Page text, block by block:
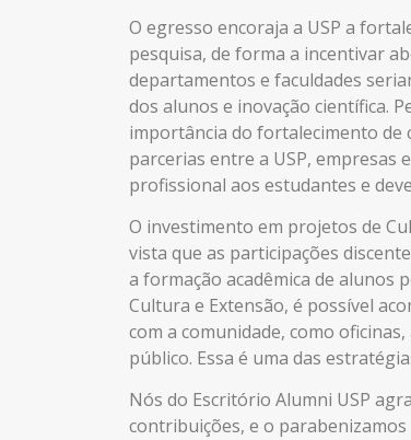
O egresso encoraja a USP a
pesquisa, de forma a incentivar
departamentos e faculdades
dos alunos e inovação científica.
importância do fortalecimento de
parcerias entre a USP,
profissional aos estudantes e
O investimento em projetos de
vista que as participações
a formação acadêmica de alunos
Cultura e Extensão, é possível
com a comunidade, como
público. Essa é uma das
Nós do Escritório Alumni USP
contribuições, e o